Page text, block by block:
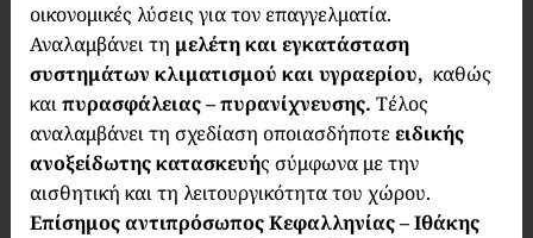
οικονομικές λύσεις για τον επαγγελματία.
Αναλαμβάνει τη μελέτη και εγκατάσταση
συστημάτων κλιματισμού και υγραερίου, καθώς
καιπυρασφάλειας – πυρανίχνευσης. Τέλος
αναλαμβάνει τη σχεδίαση οποιασδήποτεειδικής
ανοξείδωτης κατασκευής σύμφωνα με την
αισθητική και τη λειτουργικότητα του χώρου.
Επίσημος αντιπρόσωπος Κεφαλληνίας – Ιθάκης